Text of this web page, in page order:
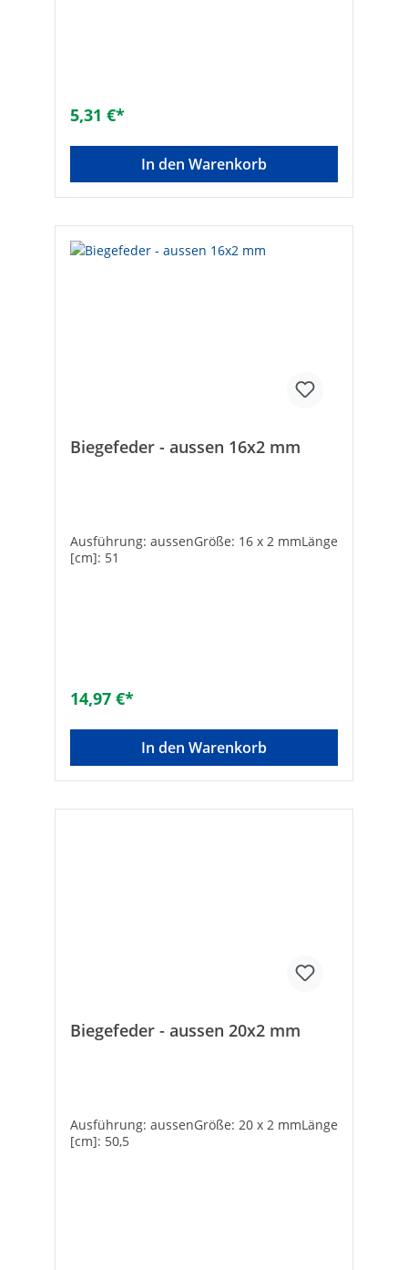
5,31 €*
In den Warenkorb
Biegefeder - aussen 16x2 mm
Ausführung: aussenGröße: 16 x 2 mmLänge
[cm]: 51
14,97 €*
In den Warenkorb
Biegefeder - aussen 20x2 mm
Ausführung: aussenGröße: 20 x 2 mmLänge
[cm]: 50,5